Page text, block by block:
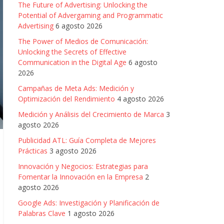
The Future of Advertising: Unlocking the
Potential of Advergaming and Programmatic
Advertising 6 agosto 2026
The Power of Medios de Comunicación:
Unlocking the Secrets of Effective
Communication in the Digital Age 6 agosto
2026
Campañas de Meta Ads: Medición y
Optimización del Rendimiento 4 agosto 2026
Medición y Análisis del Crecimiento de Marca 3
agosto 2026
Publicidad ATL: Guía Completa de Mejores
Prácticas 3 agosto 2026
Innovación y Negocios: Estrategias para
Fomentar la Innovación en la Empresa 2
agosto 2026
Google Ads: Investigación y Planificación de
Palabras Clave 1 agosto 2026